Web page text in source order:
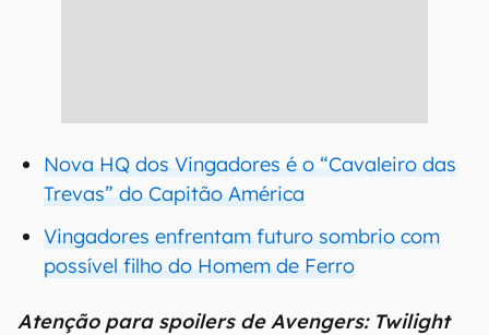
Nova HQ dos Vingadores é o “Cavaleiro das
Trevas” do Capitão América
Vingadores enfrentam futuro sombrio com
possível filho do Homem de Ferro
Atenção para spoilers de Avengers: Twilight